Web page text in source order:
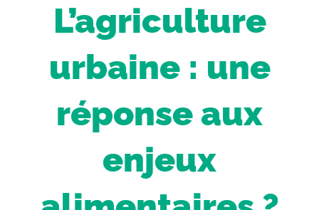
L’agriculture
urbaine : une
réponse aux
enjeux